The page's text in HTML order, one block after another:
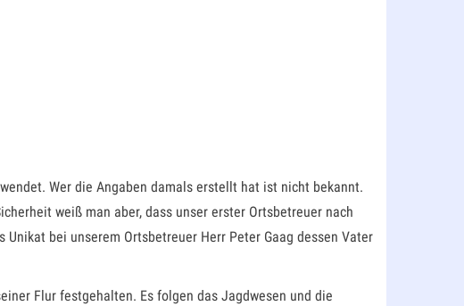
Wer die Angaben damals erstellt hat ist nicht bekannt.
weiß man aber, dass unser erster Ortsbetreuer nach
bei unserem Ortsbetreuer Herr Peter Gaag dessen Vater
Flur festgehalten. Es folgen das Jagdwesen und die